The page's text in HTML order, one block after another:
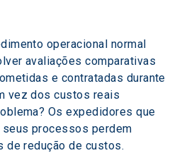
operacional normal
avaliações comparativas
e contratadas durante
vez dos custos reais
Os expedidores que
processos perdem
de redução de custos.